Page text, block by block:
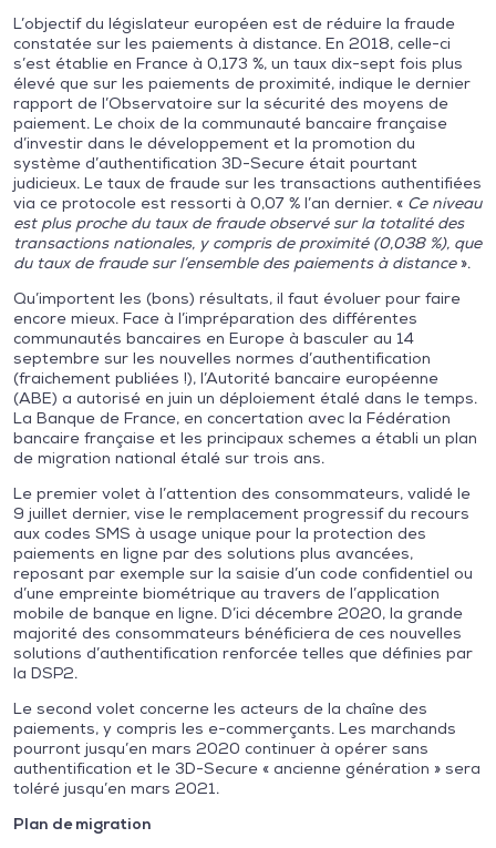
L’objectif du législateur européen est de réduire la fraude
constatée sur les paiements à distance. En 2018, celle-ci
s’est établie en France à 0,173 %, un taux dix-sept fois plus
élevé que sur les paiements de proximité, indique le dernier
rapport de l’Observatoire sur la sécurité des moyens de
paiement. Le choix de la communauté bancaire française
d’investir dans le développement et la promotion du
système d’authentification 3D-Secure était pourtant
judicieux. Le taux de fraude sur les transactions authentifiées
via ce protocole est ressorti à 0,07 % l’an dernier. « Ce niveau
est plus proche du taux de fraude observé sur la totalité des
transactions nationales, y compris de proximité (0,038 %), que
du taux de fraude sur l’ensemble des paiements à distance».
Qu’importent les (bons) résultats, il faut évoluer pour faire
encore mieux. Face à l’impréparation des différentes
communautés bancaires en Europe à basculer au 14
septembre sur les nouvelles normes d’authentification
(fraichement publiées !), l’Autorité bancaire européenne
(ABE) a autorisé en juin un déploiement étalé dans le temps.
La Banque de France, en concertation avec la Fédération
bancaire française et les principaux schemes a établi un plan
de migration national étalé sur trois ans.
Le premier volet à l’attention des consommateurs, validé le
9 juillet dernier, vise le remplacement progressif du recours
aux codes SMS à usage unique pour la protection des
paiements en ligne par des solutions plus avancées,
reposant par exemple sur la saisie d’un code confidentiel ou
d’une empreinte biométrique au travers de l’application
mobile de banque en ligne. D’ici décembre 2020, la grande
majorité des consommateurs bénéficiera de ces nouvelles
solutions d’authentification renforcée telles que définies par
la DSP2.
Le second volet concerne les acteurs de la chaîne des
paiements, y compris les e-commerçants. Les marchands
pourront jusqu’en mars 2020 continuer à opérer sans
authentification et le 3D-Secure « ancienne génération » sera
toléré jusqu’en mars 2021.
Plan de migration